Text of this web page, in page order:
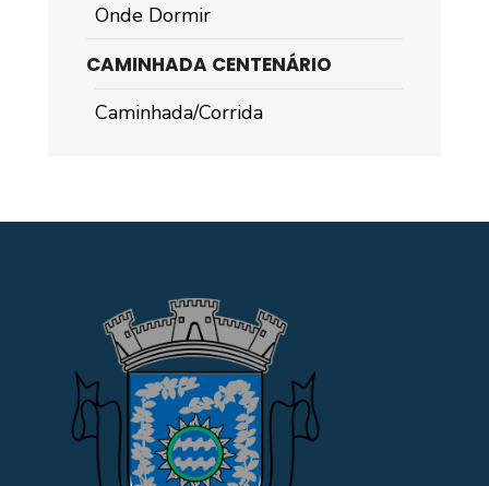
Onde Dormir
CAMINHADA CENTENÁRIO
Caminhada/Corrida